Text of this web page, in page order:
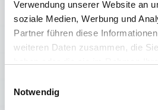
Verwendung unserer Website an
soziale Medien, Werbung und
Partner führen diese
weiteren Daten zusammen, die
Notwendig
Silke Kleinfelder
Gründerin
0160 / 905 88 972
E-Mail schreiben